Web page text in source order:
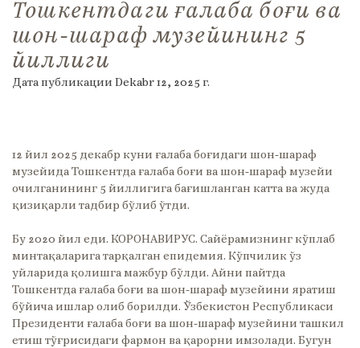
Тошкентдаги ғалаба боғи ва
шон-шараф музейининг 5
йиллиги
Дата публикации Dekabr 12, 2025 г.
12 йил 2025 декабр куни ғалаба боғидаги шон-шараф
музейида Тошкентда ғалаба боғи ва шон-шараф музейи
очилганининг 5 йиллигига бағишланган катта ва жуда
қизиқарли тадбир бўлиб ўтди.
Бу 2020 йил еди. КОРОНАВИРУС. Сайёрамизнинг кўплаб
минтақаларига тарқалган епидемия. Кўпчилик ўз
уйларида қолишга мажбур бўлди. Айни пайтда
Тошкентда ғалаба боғи ва шон-шараф музейини яратиш
бўйича ишлар олиб борилди. Ўзбекистон Республикаси
Президенти ғалаба боғи ва шон-шараф музейини ташкил
етиш тўғрисидаги фармон ва қарорни имзолади. Бугун